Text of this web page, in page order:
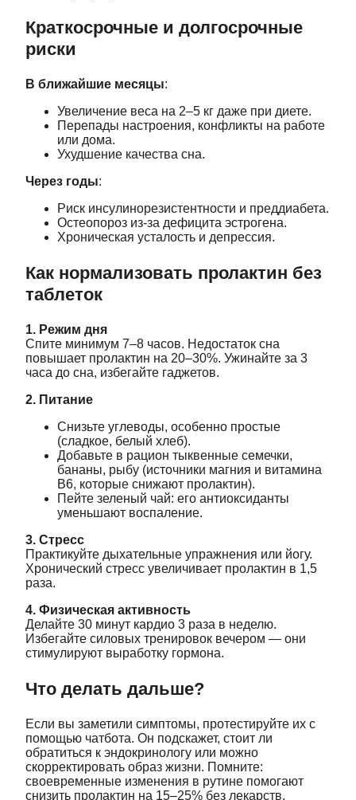
Краткосрочные и долгосрочные
риски
В ближайшие месяцы:
Увеличение веса на 2–5 кг даже при диете.
Перепады настроения, конфликты на работе
или дома.
Ухудшение качества сна.
Через годы:
Риск инсулинорезистентности и преддиабета.
Остеопороз из-за дефицита эстрогена.
Хроническая усталость и депрессия.
Как нормализовать пролактин без
таблеток
1. Режим дня
Спите минимум 7–8 часов. Недостаток сна
повышает пролактин на 20–30%. Ужинайте за 3
часа до сна, избегайте гаджетов.
2. Питание
Снизьте углеводы, особенно простые
(сладкое, белый хлеб).
Добавьте в рацион тыквенные семечки,
бананы, рыбу (источники магния и витамина
B6, которые снижают пролактин).
Пейте зеленый чай: его антиоксиданты
уменьшают воспаление.
3. Стресс
Практикуйте дыхательные упражнения или йогу.
Хронический стресс увеличивает пролактин в 1,5
раза.
4. Физическая активность
Делайте 30 минут кардио 3 раза в неделю.
Избегайте силовых тренировок вечером — они
стимулируют выработку гормона.
Что делать дальше?
Если вы заметили симптомы, протестируйте их с
помощью чатбота. Он подскажет, стоит ли
обратиться к эндокринологу или можно
скорректировать образ жизни. Помните:
своевременные изменения в рутине помогают
снизить пролактин на 15–25% без лекарств.